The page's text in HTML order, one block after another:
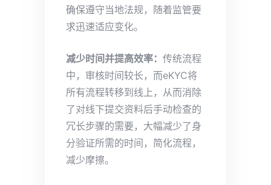
确保遵守当地法规，随着监管要
求迅速适应变化。
减少时间并提高效率： 传统流程
中，审核时间较长，而eKYC将
所有流程转移到线上，从而消除
了对线下提交资料后手动检查的
冗长步骤的需要，大幅减少了身
分验证所需的时间，简化流程，
减少摩擦。